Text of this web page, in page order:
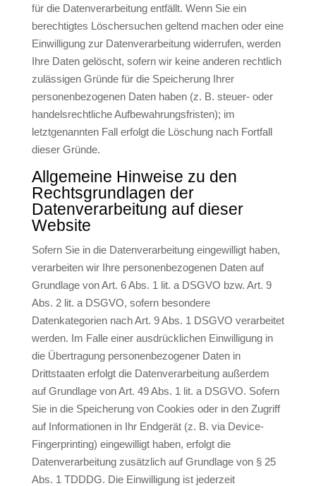
für die Datenverarbeitung entfällt. Wenn Sie ein
berechtigtes Löschersuchen geltend machen oder eine
Einwilligung zur Datenverarbeitung widerrufen, werden
Ihre Daten gelöscht, sofern wir keine anderen rechtlich
zulässigen Gründe für die Speicherung Ihrer
personenbezogenen Daten haben (z. B. steuer- oder
handelsrechtliche Aufbewahrungsfristen); im
letztgenannten Fall erfolgt die Löschung nach Fortfall
dieser Gründe.
Allgemeine Hinweise zu den
Rechtsgrundlagen der
Datenverarbeitung auf dieser
Website
Sofern Sie in die Datenverarbeitung eingewilligt haben,
verarbeiten wir Ihre personenbezogenen Daten auf
Grundlage von Art. 6 Abs. 1 lit. a DSGVO bzw. Art. 9
Abs. 2 lit. a DSGVO, sofern besondere
Datenkategorien nach Art. 9 Abs. 1 DSGVO verarbeitet
werden. Im Falle einer ausdrücklichen Einwilligung in
die Übertragung personenbezogener Daten in
Drittstaaten erfolgt die Datenverarbeitung außerdem
auf Grundlage von Art. 49 Abs. 1 lit. a DSGVO. Sofern
Sie in die Speicherung von Cookies oder in den Zugriff
auf Informationen in Ihr Endgerät (z. B. via Device-
Fingerprinting) eingewilligt haben, erfolgt die
Datenverarbeitung zusätzlich auf Grundlage von § 25
Abs. 1 TDDDG. Die Einwilligung ist jederzeit